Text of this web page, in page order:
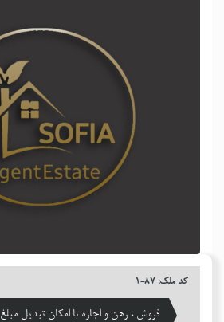
کد ملک: ٨٧-١
فروش ، رهن و اجاره با امکان تبدیل مبلغ